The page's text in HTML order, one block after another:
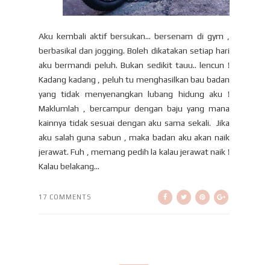
Aku kembali aktif bersukan... bersenam di gym ,
berbasikal dan jogging. Boleh dikatakan setiap hari
aku bermandi peluh. Bukan sedikit tauu.. lencun !
Kadang kadang , peluh tu menghasilkan bau badan
yang tidak menyenangkan lubang hidung aku !
Maklumlah , bercampur dengan baju yang mana
kainnya tidak sesuai dengan aku sama sekali. Jika
aku salah guna sabun , maka badan aku akan naik
jerawat. Fuh , memang pedih la kalau jerawat naik !
Kalau belakang...
17 COMMENTS